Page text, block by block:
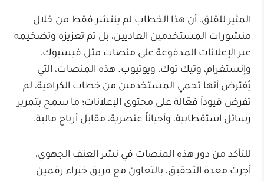
المثير للقلق، أن هذا الخطاب لم ينتشر فقط من خلال
منشورات المستخدمين العاديين، بل تم تعزيزه وتضخيمه
عبر الإعلانات المدفوعة على منصات مثل فيسبوك،
وإنستغرام، وتيك توك، ويوتيوب. هذه المنصات، التي
يُفترض أنها تحمي المستخدمين من خطاب الكراهية، لم
تفرض قيوداً فعّالة على محتوى الإعلانات؛ ما سمح بتمرير
رسائل استقطابية، وأحياناً عنصرية، مقابل أرباح مالية.
للتأكد من دور هذه المنصات في نشر العنف الجهوي،
أجرت معدة التحقيق، بالتعاون مع فريق خبراء رقمين